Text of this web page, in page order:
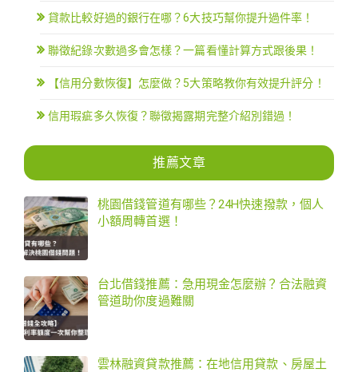
貸款比較好過的銀行在哪？6大技巧幫你提升過件率！
聯徵紀錄次數過多會怎樣？一篇看懂計算方式跟後果！
【信用分數恢復】怎麼做？5大策略教你有效提升評分！
信用瑕疵多久恢復？聯徵揭露期完整介紹別錯過！
推薦文章
桃園借錢管道有哪些？24H快速撥款，個人
小額周轉首選！
台北借錢推薦：急用現金怎麼辦？合法融資
管道助你度過難關
雲林融資貸款推薦：在地信用貸款、房屋土